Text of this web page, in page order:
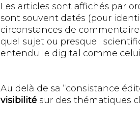
Les articles sont affichés par
sont souvent datés (pour
circonstances de
quel sujet ou presque :
entendu le digital comme
Au delà de sa “consistance
visibilité sur des thématiques